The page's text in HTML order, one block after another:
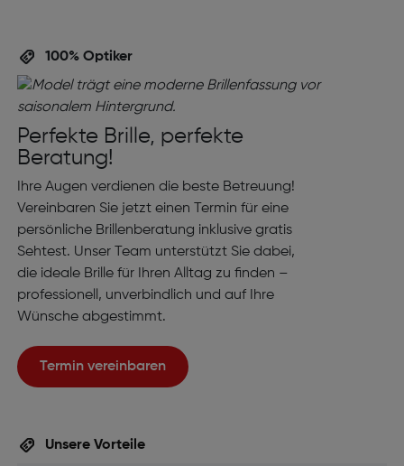
100% Optiker
Perfekte Brille, perfekte
Beratung!
Ihre Augen verdienen die beste Betreuung!
Vereinbaren Sie jetzt einen Termin für eine
persönliche Brillenberatung inklusive gratis
Sehtest. Unser Team unterstützt Sie dabei,
die ideale Brille für Ihren Alltag zu finden –
professionell, unverbindlich und auf Ihre
Wünsche abgestimmt.
Termin vereinbaren
Unsere Vorteile